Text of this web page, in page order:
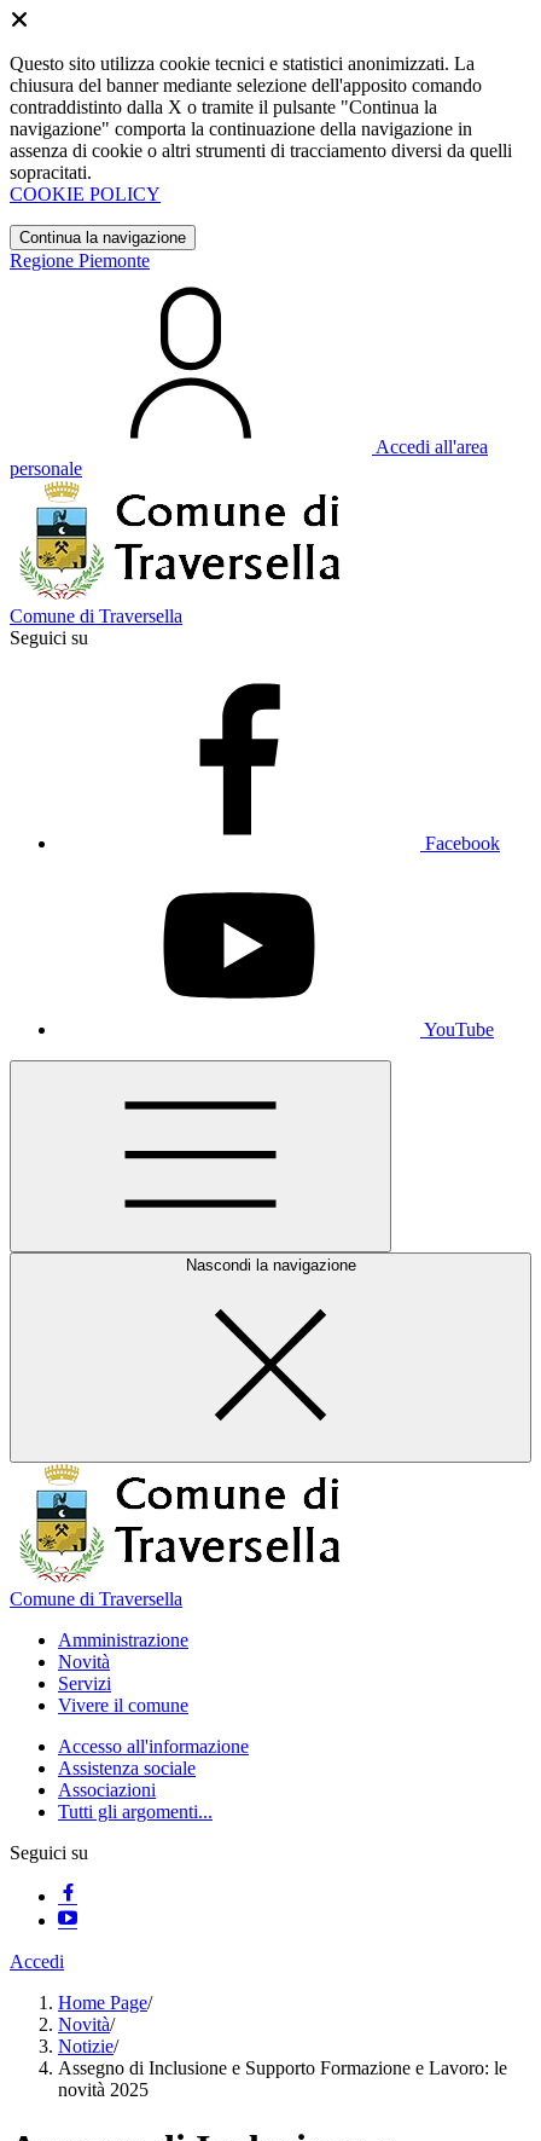
Questo sito utilizza cookie tecnici e statistici anonimizzati. La
chiusura del banner mediante selezione dell'apposito comando
contraddistinto dalla X o tramite il pulsante "Continua la
navigazione" comporta la continuazione della navigazione in
assenza di cookie o altri strumenti di tracciamento diversi da quelli
sopracitati.
COOKIE POLICY
Continua la navigazione
Regione Piemonte
Accedi all'area
personale
Comune di Traversella
Seguici su
Facebook
YouTube
Nascondi la navigazione
Comune di Traversella
Amministrazione
Novità
Servizi
Vivere il comune
Accesso all'informazione
Assistenza sociale
Associazioni
Tutti gli argomenti...
Seguici su
Accedi
Home Page/
Novità/
Notizie/
Assegno di Inclusione e Supporto Formazione e Lavoro: le
novità 2025